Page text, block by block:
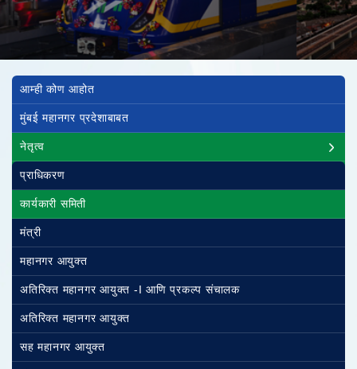
Main navigation
आम्ही कोण आहोत
मुंबई महानगर प्रदेशाबाबत
नेतृत्व
प्राधिकरण
कार्यकारी समिती
मंत्री
महानगर आयुक्त
अतिरिक्त महानगर आयुक्त -I आणि प्रकल्प संचालक
अतिरिक्त महानगर आयुक्त
सह महानगर आयुक्त